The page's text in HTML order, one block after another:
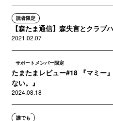
読者限定
【森たま通信】森失言とクラブ
2021.02.07
サポートメンバー限定
たまたまレビュー#18 『マミー
ない。』
2024.08.18
誰でも